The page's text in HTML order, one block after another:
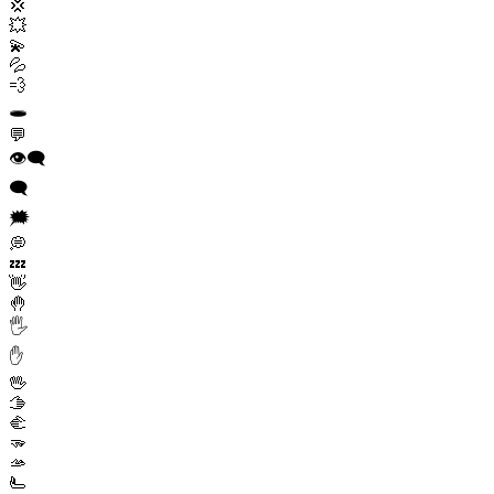
💢
💥
💫
💦
💨
🕳️
💬
👁️‍🗨️
🗨️
🗯️
💭
💤
👋
🤚
🖐️
✋
🖖
🫱
🫲
🫳
🫴
🫷